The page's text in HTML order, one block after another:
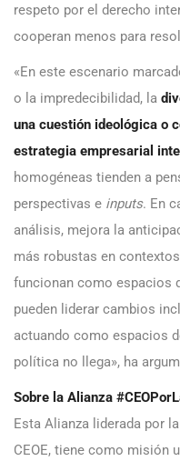
respeto por el derecho
cooperan menos para
«En este escenario
o la impredecibilidad, la
una cuestión ideológica o
estrategia empresarial
homogéneas tienden a
perspectivas e inputs. En
análisis, mejora la
más robustas en
funcionan como espacios
pueden liderar cambios
actuando como espacios
política no llega», ha
Sobre la Alianza
Esta Alianza liderada por
CEOE, tiene como misión